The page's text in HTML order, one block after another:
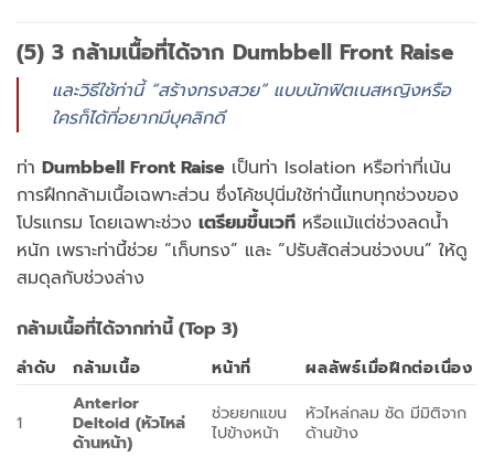
(5) 3 กล้ามเนื้อที่ได้จาก Dumbbell Front Raise
และวิธีใช้ท่านี้ “สร้างทรงสวย” แบบนักฟิตเนสหญิงหรือ
ใครก็ได้ที่อยากมีบุคลิกดี
ท่า Dumbbell Front Raise เป็นท่า Isolation หรือท่าที่เน้น
การฝึกกล้ามเนื้อเฉพาะส่วน ซึ่งโค้ชปุนิ่มใช้ท่านี้แทบทุกช่วงของ
โปรแกรม โดยเฉพาะช่วง เตรียมขึ้นเวที หรือแม้แต่ช่วงลดน้ำ
หนัก เพราะท่านี้ช่วย “เก็บทรง” และ “ปรับสัดส่วนช่วงบน” ให้ดู
สมดุลกับช่วงล่าง
กล้ามเนื้อที่ได้จากท่านี้ (Top 3)
ลำดับ กล้ามเนื้อ หน้าที่ ผลลัพธ์เมื่อฝึกต่อเนื่อง
1
Anterior
Deltoid (หัวไหล่
ด้านหน้า)
ช่วยยกแขน
ไปข้างหน้า
หัวไหล่กลม ชัด มีมิติจาก
ด้านข้าง